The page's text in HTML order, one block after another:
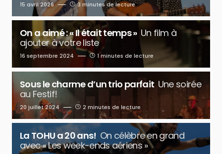
15 avril 2026 3 minutes de lecture
On a aimé : « Il était temps » Un film à
ajouter à votre liste
16 septembre 2024 1 minutes de lecture
Sous le charme d’un trio parfait Une soirée
au Festif!
20 juillet 2024 2 minutes de lecture
La TOHU a 20 ans! On célèbre en grand
avec « Les week-ends aériens »